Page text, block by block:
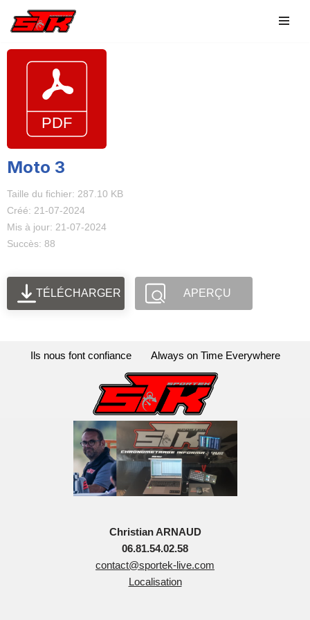
contenu
Moto 3
Taille du fichier: 287.10 KB
Créé: 21-07-2024
Mis à jour: 21-07-2024
Succès: 88
TÉLÉCHARGER APERÇU
Ils nous font confiance Always on Time Everywhere
Christian ARNAUD
06.81.54.02.58
contact@sportek-live.com
Localisation